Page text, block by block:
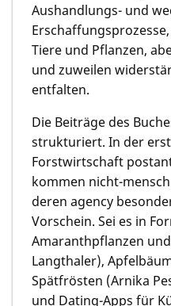
Aushandlungs- und
Tiere und Pflanzen,
und zuweilen
entfalten.
Die Beiträge des
strukturiert. In der
Forstwirtschaft
kommen nicht-
deren agency
Vorschein. Sei es in
Amaranthpflanzen
Langthaler),
Spätfrösten (Arnika
und Dating-Apps für